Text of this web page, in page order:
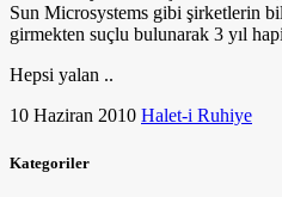
Sun Microsystems gibi şirketlerin
girmekten suçlu bulunarak 3 yıl
Hepsi yalan ..
10 Haziran 2010 Halet-i Ruhiye
Kategoriler